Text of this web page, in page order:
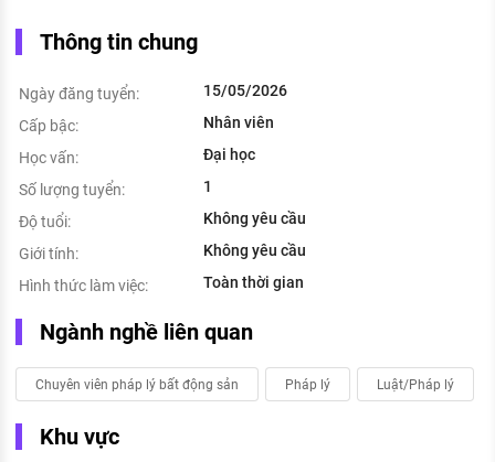
Thông tin chung
Ngày đăng tuyển:
15/05/2026
Cấp bậc:
Nhân viên
Học vấn:
Đại học
Số lượng tuyển:
1
Độ tuổi:
Không yêu cầu
Giới tính:
Không yêu cầu
Hình thức làm việc:
Toàn thời gian
Ngành nghề liên quan
Chuyên viên pháp lý bất động sản Pháp lý Luật/Pháp lý
Khu vực